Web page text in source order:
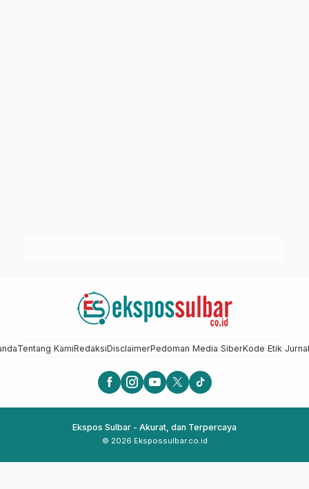
Tentang KamiRedaksiDisclaimerPedoman Media SiberKode Etik
Ekspos Sulbar - Akurat, dan Terpercaya
© 2026 Ekspossulbar.co.id